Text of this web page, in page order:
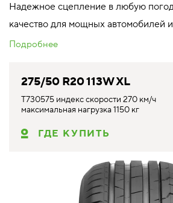
Надежное сцепление в любую
качество для мощных автомобилей
Подробнее
275/50 R20 113W XL
T730575 индекс скорости 270 км/ч
максимальная нагрузка 1150 кг
ГДЕ КУПИТЬ